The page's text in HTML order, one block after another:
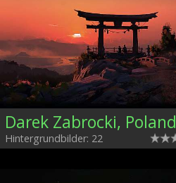
Darek Zabrocki, Poland
Hintergrundbilder: 22